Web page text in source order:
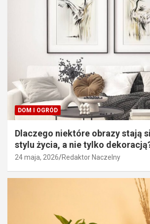
DOM I OGRÓD
Dlaczego niektóre obrazy stają
stylu życia, a nie tylko
24 maja, 2026 Redaktor Naczelny